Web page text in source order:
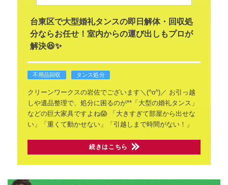
台東区で大型婚礼タンスの即日解体・回収処
分ならお任せ！室内からの運び出しもプロが
解決😆✨
不用品回収 タンス処分
クリーンワークスの岩佐でございます＼(^o^)／ お引っ越
しや遺品整理で、処分に困るのが**「大型の婚礼タンス」
などの巨大家具ですよね😱
「大きすぎて部屋から出せな
い」「重くて動かせない」「引越しまで時間がない！」
続きはこちら